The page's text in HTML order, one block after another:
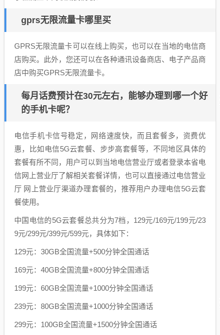
gprs无限流量卡哪里买
GPRS无限流量卡可以在线上购买，也可以在当地的电信商
店购买。此外，您还可以在各种通讯设备商店、电子产品商
店中购买GPRS无限流量卡。
每月话费预计在30元左右，能够办理到哪一个好
的手机卡呢？
电信手机卡信号稳定，网络速度快，而且套餐多，资费优
惠，比如电信5G云套餐、步步高套餐等，不同地区具体的
套餐有所不同，用户可以到当地电信营业厅或者登录本省电
信网上营业厅了解相关套餐详情，也可以直接通过电信营业
厅 网上营业厅渠道办理套餐的，推荐用户办理电信5G云套
餐使用。
中国电信的5G云套餐总共分为7档，129元/169元/199元/23
9元/299元/399元/599元，具体如下：
129元：30GB全国流量+500分钟全国通话
169元：40GB全国流量+800分钟全国通话
199元：60GB全国流量+1000分钟全国通话
239元：80GB全国流量+1000分钟全国通话
299元：100GB全国流量+1500分钟全国通话